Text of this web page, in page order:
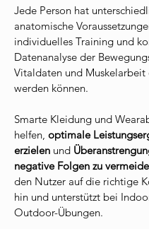
Jede Person hat
anatomische
individuelles Training und
Datenanalyse der
Vitaldaten und
werden können.
Smarte Kleidung und
helfen, optimale
erzielen und
negative Folgen zu
den Nutzer auf die richtige
hin und unterstützt bei
Outdoor-Übungen.